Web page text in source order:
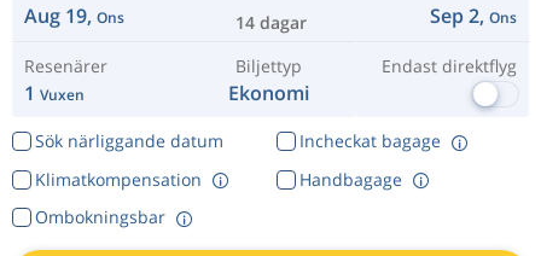
Aug 19, Ons 14 dagar Sep 2, Ons
Resenärer
1 Vuxen
Biljettyp
Ekonomi
Endast direktflyg
Sök närliggande datum
Incheckat bagage
Klimatkompensation
Ombokningsbar
Handbagage